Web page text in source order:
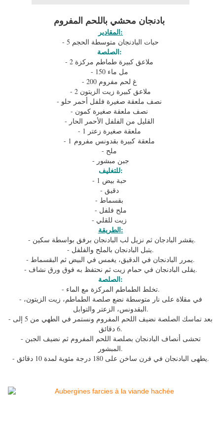
بادنجان محشي باللحم المفروم
المقادير:
- 5 حبات البادنجان متوسطة الحجم
الصلصة:
- 2 ملاعق كبيرة زيت الزيتون
- جبن مبشور
للتغليف:
- دقيق
- ملح فلفل
الطريقة:
- يقشر البادجان ثم نزيل لب البادنجان برفق بواسطة سكين.
- يتبل البادنجان بالملح والفلفل.
- يمرر البادنجان في الدقيق، يغمس في البيض ثم البقسماط.
- يقلى البادنجان في حمام زيت ثم نحتفظ به فوق ورق نشاف.
الصلصة:
- تخلط الطماطم المركزة مع الماء.
- في مقلاة على نار متوسطة نضع صلصة الطماطم، زيت الزيتون،
البقدونس، الزعتر والتوابل.
- بعد تماسك الصلصة نضيف اللحم المفروم ونستمر في الطهي من 5 إلى
6 دقائق.
- تحشى أنصاف البادنجان بصلصة اللحم المفروم ثم نضيف الجبن
المبشور.
- يطهى البادنجان في فرن ساخن على 180 درجة مئوية لمدة 10 دقائق.